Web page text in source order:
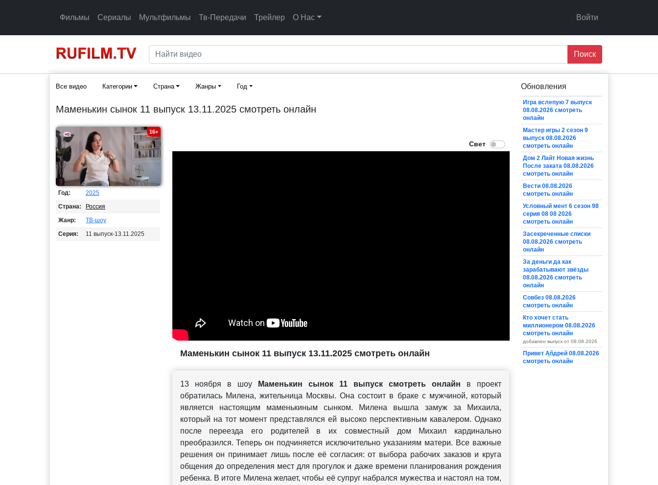
Фильмы Сериалы Мультфильмы Тв-Передачи Трейлер О Нас Войти
Поиск
Все видео Категории Страна Жанры Год
Маменькин сынок 11 выпуск 13.11.2025 смотреть онлайн
16+
Год:
2025
Страна:
Россия
Жанр:
ТВ-шоу
Серия:
11 выпуск-13.11.2025
Маменькин сынок 11 выпуск 13.11.2025 смотреть онлайн
13 ноября в шоу Маменькин сынок 11 выпуск смотреть онлайн в проект
обратилась Милена, жительница Москвы. Она состоит в браке с мужчиной, который
является настоящим маменькиным сынком. Милена вышла замуж за Михаила,
который на тот момент представлялся ей высоко перспективным кавалером. Однако
после переезда его родителей в их совместный дом Михаил кардинально
преобразился. Теперь он подчиняется исключительно указаниям матери. Все важные
решения он принимает лишь после её согласия: от выбора рабочих заказов и круга
общения до определения мест для прогулок и даже времени планирования рождения
ребенка. В итоге Милена желает, чтобы её супруг набрался мужества и настоял на том,
Обновления
Игра вслепую 7 выпуск
08.08.2026 смотреть
онлайн
Мастер игры 2 сезон 9
выпуск 08.08.2026
смотреть онлайн
Дом 2 Лайт Новая жизнь
После заката 08.08.2026
смотреть онлайн
Вести 08.08.2026
смотреть онлайн
Условный мент 6 сезон 98
серия 08 08 2026
смотреть онлайн
Засекреченные списки
08.08.2026 смотреть
онлайн
За деньги да как
зарабатывают звёзды
08.08.2026 смотреть
онлайн
Совбез 08.08.2026
смотреть онлайн
Кто хочет стать
миллионером 08.08.2026
смотреть онлайн
добавлен выпуск от 08.08.2026
Привет Ąñдpей 08.08.2026
смотреть онлайн